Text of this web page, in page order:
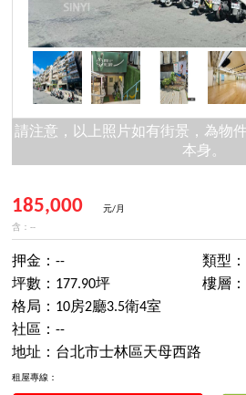
請注意，以上照片如有街景，為物
本身。
185,000
元/月
含：--
押金：--
坪數：177.90坪
類型
樓層
格局：10房2廳3.5衛4室
社區：--
地址：台北市士林區天母西路
租屋專線：